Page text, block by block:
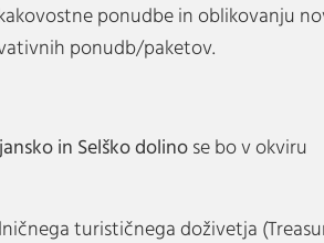
ponudbe in oblikovanju
ponudb/paketov.
in Selško dolino se bo v okviru
turističnega doživetja